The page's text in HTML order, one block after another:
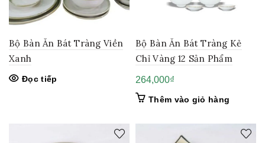
Bộ Bàn Ăn Bát Tràng Viền
Xanh
Đọc tiếp
Bộ Bàn Ăn Bát Tràng Kẻ
Chỉ Vàng 12 Sản Phẩm
264,000₫
Thêm vào giỏ hàng